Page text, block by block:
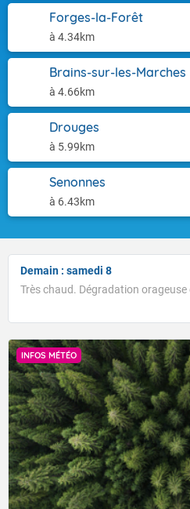
Forges-la-Forêt
à 4.34km
Brains-sur-les-Marches
à 4.66km
Drouges
à 5.99km
Senonnes
à 6.43km
Demain : samedi 8
Très chaud. Dégradation orageuse
INFOS MÉTÉO